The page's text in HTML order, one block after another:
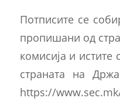
Потписите се
пропишани од
комисија и истите
страната на
https://